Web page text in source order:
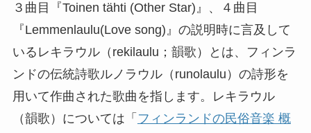
３曲目『Toinen tähti (Other Star)』、４曲目
『Lemmenlaulu(Love song)』の説明時に言及して
いるレキラウル（rekilaulu；韻歌）とは、フィンラ
ンドの伝統詩歌ルノラウル（runolaulu）の詩形を
用いて作曲された歌曲を指します。レキラウル
（韻歌）については「 フィンランドの民俗音楽 概